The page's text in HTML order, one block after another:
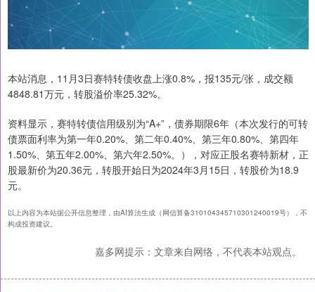
本站消息，11月3日赛特转债收盘上涨0.8%，报135元/张，成交额
4848.81万元，转股溢价率25.32%。
资料显示，赛特转债信用级别为“A+”，债券期限6年（本次发行的可转
债票面利率为第一年0.20%、第二年0.40%、第三年0.80%、第四年
1.50%、第五年2.00%、第六年2.50%。），对应正股名赛特新材，正
股最新价为20.36元，转股开始日为2024年3月15日，转股价为18.9
元。
以上内容为本站据公开信息整理，由AI算法生成（网信算备310104345710301240019号），不
构成投资建议。
嘉多网提示：文章来自网络，不代表本站观点。